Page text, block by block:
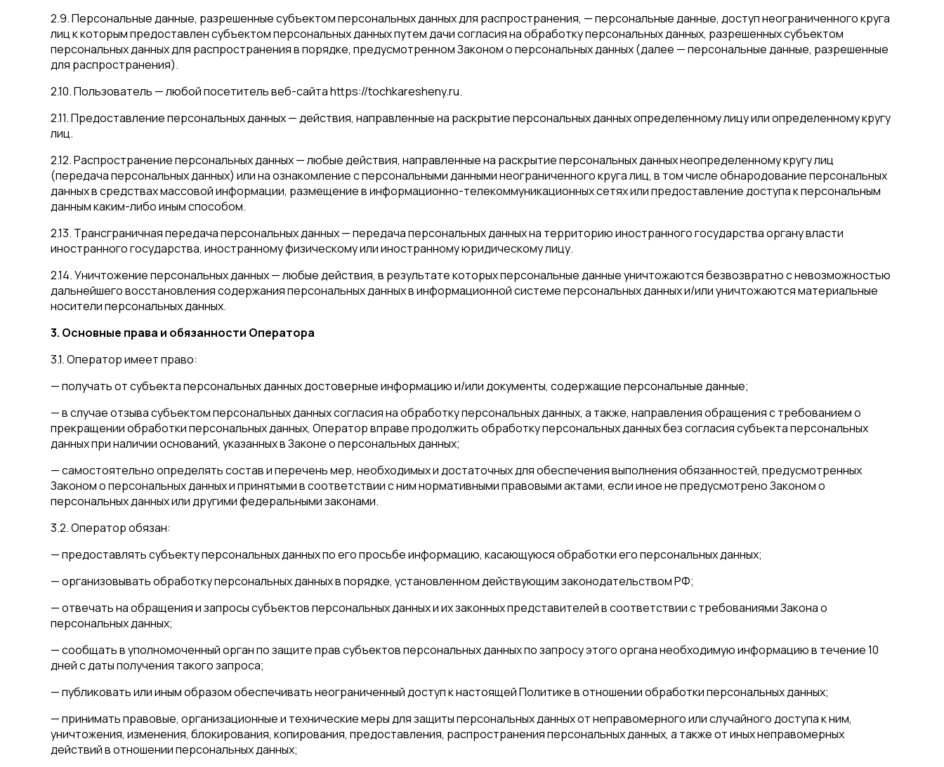
2.9. Персональные данные, разрешенные субъектом персональных данных для распространения, — персональные данные, доступ неограниченного круга
лиц к которым предоставлен субъектом персональных данных путем дачи согласия на обработку персональных данных, разрешенных субъектом
персональных данных для распространения в порядке, предусмотренном Законом о персональных данных (далее — персональные данные, разрешенные
для распространения).
2.10. Пользователь — любой посетитель веб-сайта https://tochkaresheny.ru.
2.11. Предоставление персональных данных — действия, направленные на раскрытие персональных данных определенному лицу или определенному кругу
лиц.
2.12. Распространение персональных данных — любые действия, направленные на раскрытие персональных данных неопределенному кругу лиц
(передача персональных данных) или на ознакомление с персональными данными неограниченного круга лиц, в том числе обнародование персональных
данных в средствах массовой информации, размещение в информационно-телекоммуникационных сетях или предоставление доступа к персональным
данным каким-либо иным способом.
2.13. Трансграничная передача персональных данных — передача персональных данных на территорию иностранного государства органу власти
иностранного государства, иностранному физическому или иностранному юридическому лицу.
2.14. Уничтожение персональных данных — любые действия, в результате которых персональные данные уничтожаются безвозвратно с невозможностью
дальнейшего восстановления содержания персональных данных в информационной системе персональных данных и/или уничтожаются материальные
носители персональных данных.
3. Основные права и обязанности Оператора
3.1. Оператор имеет право:
— получать от субъекта персональных данных достоверные информацию и/или документы, содержащие персональные данные;
— в случае отзыва субъектом персональных данных согласия на обработку персональных данных, а также, направления обращения с требованием о
прекращении обработки персональных данных, Оператор вправе продолжить обработку персональных данных без согласия субъекта персональных
данных при наличии оснований, указанных в Законе о персональных данных;
— самостоятельно определять состав и перечень мер, необходимых и достаточных для обеспечения выполнения обязанностей, предусмотренных
Законом о персональных данных и принятыми в соответствии с ним нормативными правовыми актами, если иное не предусмотрено Законом о
персональных данных или другими федеральными законами.
3.2. Оператор обязан:
— предоставлять субъекту персональных данных по его просьбе информацию, касающуюся обработки его персональных данных;
— организовывать обработку персональных данных в порядке, установленном действующим законодательством РФ;
— отвечать на обращения и запросы субъектов персональных данных и их законных представителей в соответствии с требованиями Закона о
персональных данных;
— сообщать в уполномоченный орган по защите прав субъектов персональных данных по запросу этого органа необходимую информацию в течение 10
дней с даты получения такого запроса;
— публиковать или иным образом обеспечивать неограниченный доступ к настоящей Политике в отношении обработки персональных данных;
— принимать правовые, организационные и технические меры для защиты персональных данных от неправомерного или случайного доступа к ним,
уничтожения, изменения, блокирования, копирования, предоставления, распространения персональных данных, а также от иных неправомерных
действий в отношении персональных данных;